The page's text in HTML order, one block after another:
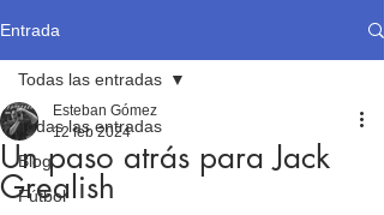
Entrada
Todas las entradas
Blog
Fútbol
Todas las entradas
Un paso atrás para Jack
Grealish
Esteban Gómez
12 feb 2024